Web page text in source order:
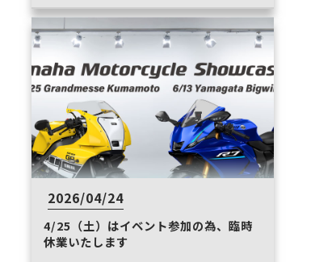
2026/04/24
4/25（土）はイベント参加の為、臨時
休業いたします